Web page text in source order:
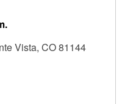
Vista, CO 81144